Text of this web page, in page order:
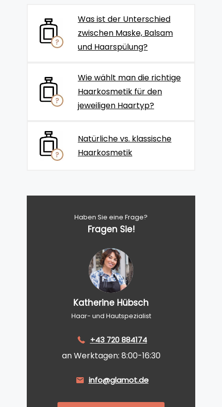
Was ist der Unterschied
zwischen Maske, Balsam
und Haarspülung?
Wie wählt man die richtige
Haarkosmetik für den
jeweiligen Haartyp?
Natürliche vs. klassische
Haarkosmetik
Haben Sie eine Frage?
Fragen Sie!
Katherine Hübsch
Haar- und Hautspezialist
+43 720 884174
an Werktagen: 8:00-16:30
info@glamot.de